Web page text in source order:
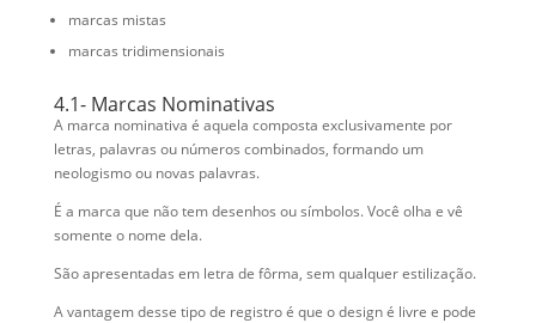
marcas mistas
marcas tridimensionais
4.1- Marcas Nominativas
A marca nominativa é aquela composta exclusivamente por
letras, palavras ou números combinados, formando um
neologismo ou novas palavras.
É a marca que não tem desenhos ou símbolos. Você olha e vê
somente o nome dela.
São apresentadas em letra de fôrma, sem qualquer estilização.
A vantagem desse tipo de registro é que o design é livre e pode